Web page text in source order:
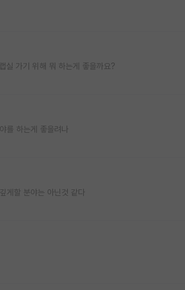
실 가기 위해 뭐 하는게 좋을까요?
를 하는게 좋을려나
게할 분야는 아닌것 같다